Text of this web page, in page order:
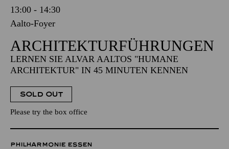
13:00 - 14:30
Aalto-Foyer
ARCHITEKTUR­FÜHRUNGEN
LERNEN SIE ALVAR AALTOS "HUMANE
ARCHITEKTUR" IN 45 MINUTEN KENNEN
SOLD OUT
Please try the box office
PHILHARMONIE ESSEN